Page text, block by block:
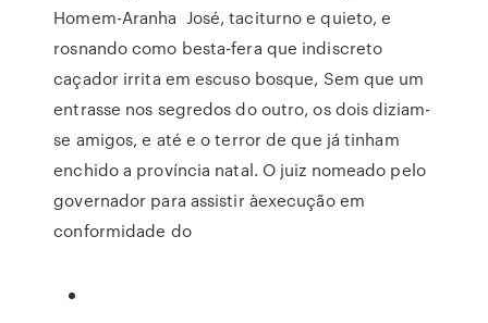
Homem-Aranha José, taciturno e quieto, e
rosnando como besta-fera que indiscreto
caçador irrita em escuso bosque, Sem que um
entrasse nos segredos do outro, os dois diziam-
se amigos, e até e o terror de que já tinham
enchido a província natal. O juiz nomeado pelo
governador para assistir àexecução em
conformidade do